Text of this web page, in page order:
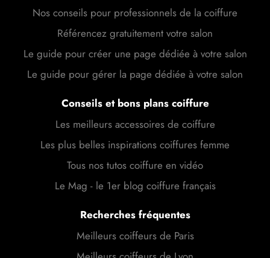
Nos conseils pour professionnels de la coiffure
Référencez gratuitement votre salon
Le guide pour créer une page dédiée à votre salon
Le guide pour gérer la page dédiée à votre salon
Conseils et bons plans coiffure
Les meilleurs accessoires de coiffure
Les plus belles inspirations coiffures femme
Tous nos tutos coiffure en vidéo
Le Mag - le 1er blog coiffure français
Recherches fréquentes
Meilleurs coiffeurs de Paris